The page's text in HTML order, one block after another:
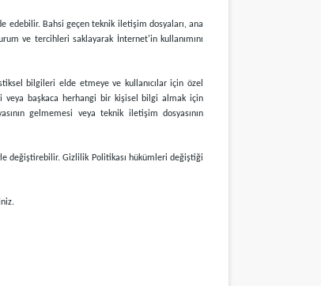
edebilir. Bahsi geçen teknik iletişim dosyaları, ana
ve tercihleri saklayarak İnternet'in kullanımını
bilgileri elde etmeye ve kullanıcılar için özel
veya başkaca herhangi bir kişisel bilgi almak için
gelmemesi veya teknik iletişim dosyasının
değiştirebilir. Gizlilik Politikası hükümleri değiştiği